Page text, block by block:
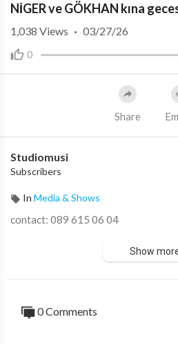
NİGER ve GÖKHAN kına
0
1,038 Views · 03/27/26
Share
Studiomusi
Subscribers
In Media & Shows
contact: 089 615 06 04
Show
0 Comments